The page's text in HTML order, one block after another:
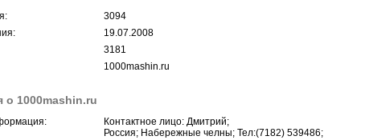
3094
19.07.2008
3181
1000mashin.ru
1000mashin.ru
Контактное лицо: Дмитрий;
Россия; Набережные челны; Тел:(7182) 539486;